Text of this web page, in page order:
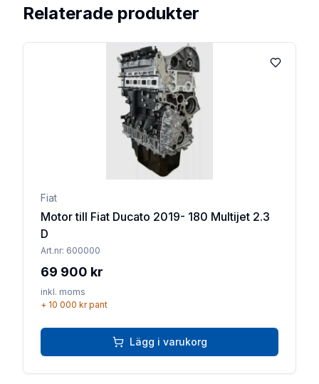
Relaterade produkter
Lägg till
Fiat
Motor till Fiat Ducato 2019- 180 Multijet 2.3
D
Art.nr: 600000
69 900 kr
inkl. moms
+ 10 000 krpant
Lägg i varukorg